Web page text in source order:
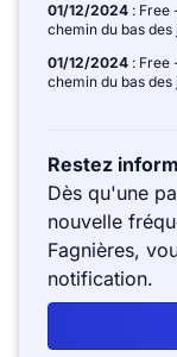
01/12/2024 : Free
chemin du bas des
01/12/2024 : Free
chemin du bas des
Restez
Dès qu'une
nouvelle
Fagnières,
notification.